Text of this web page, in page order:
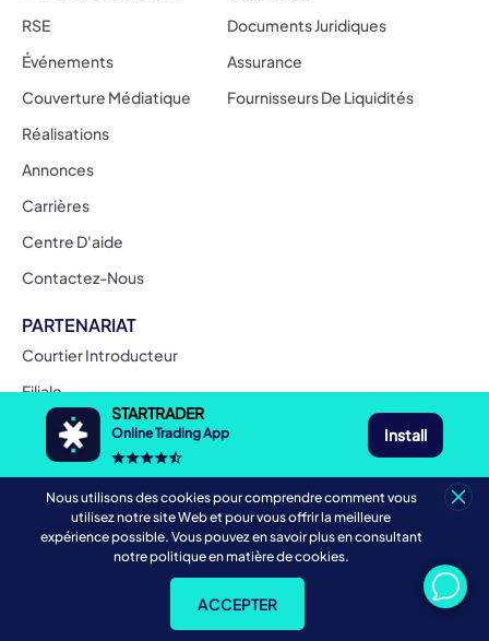
RSE
Événements
Couverture Médiatique
Réalisations
Annonces
Carrières
Centre D'aide
Contactez-Nous
Documents Juridiques
Assurance
Fournisseurs De Liquidités
PARTENARIAT
Courtier Introducteur
Filiale
Gestionnaire D'argent
Institutionnel
Liens sociaux
Nous utilisons des cookies pour comprendre comment vous
utilisez notre site Web et pour vous offrir la meilleure
expérience possible. Vous pouvez en savoir plus en consultant
notre politique en matière de cookies.
ACCEPTER
STARTRADER
Online Trading App Install